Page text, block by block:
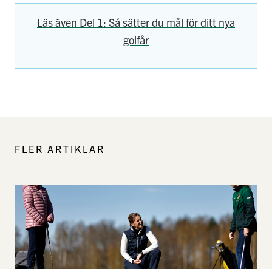
Läs även Del 1: Så sätter du mål för ditt nya
golfår
FLER ARTIKLAR